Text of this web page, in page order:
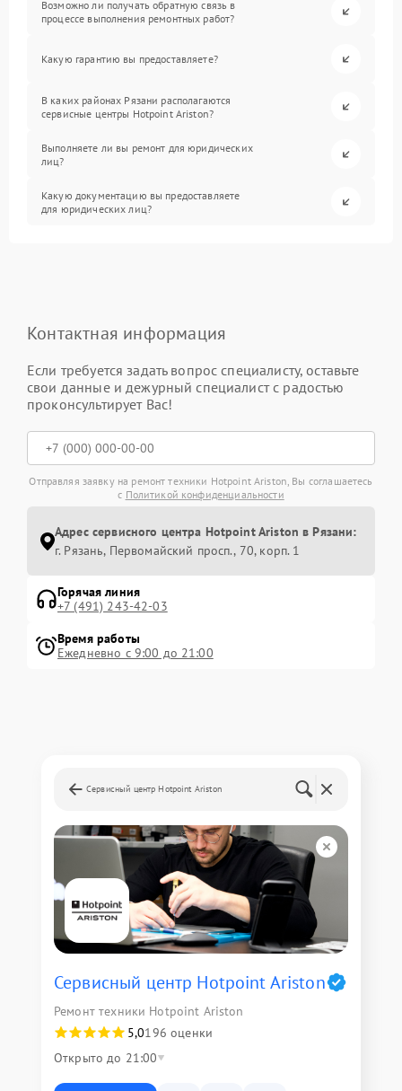
Возможно ли получать обратную связь в
процессе выполнения ремонтных работ?
Какую гарантию вы предоставляете?
В каких районах Рязани располагаются
сервисные центры Hotpoint Ariston?
Выполняете ли вы ремонт для юридических
лиц?
Какую документацию вы предоставляете
для юридических лиц?
Контактная информация
Если требуется задать вопрос специалисту, оставьте
свои данные и дежурный специалист с радостью
проконсультирует Вас!
Отправляя заявку на ремонт техники Hotpoint Ariston, Вы соглашаетесь
с Политикой конфиденциальности
Адрес сервисного центра Hotpoint Ariston в Рязани:
г. Рязань, Первомайский просп., 70, корп. 1
Горячая линия
+7 (491) 243-42-03
Время работы
Ежедневно с 9:00 до 21:00
Сервисный центр Hotpoint Ariston
Сервисный центр Hotpoint Ariston
Ремонт техники Hotpoint Ariston
5,0196 оценки
Открыто до 21:00